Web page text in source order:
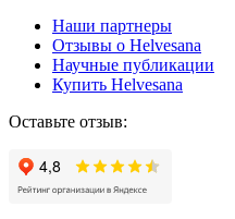
Наши партнеры
Отзывы о Helvesana
Научные публикации
Купить Helvesana
Оставьте отзыв: